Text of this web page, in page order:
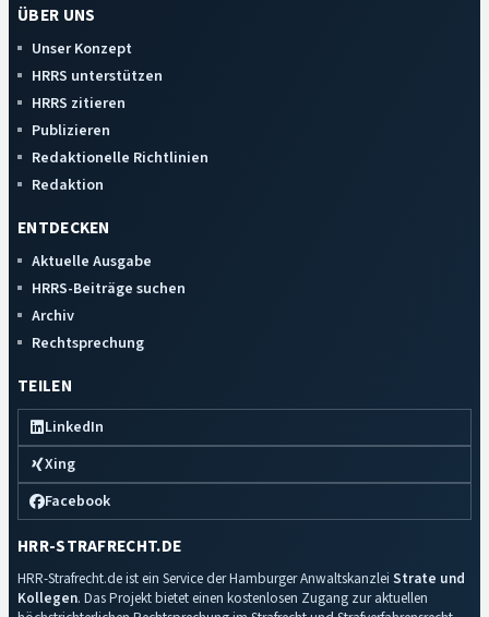
ÜBER UNS
Unser Konzept
HRRS unterstützen
HRRS zitieren
Publizieren
Redaktionelle Richtlinien
Redaktion
ENTDECKEN
Aktuelle Ausgabe
HRRS-Beiträge suchen
Archiv
Rechtsprechung
TEILEN
LinkedIn
Xing
Facebook
HRR-STRAFRECHT.DE
HRR-Strafrecht.de ist ein Service der Hamburger Anwaltskanzlei Strate und
Kollegen. Das Projekt bietet einen kostenlosen Zugang zur aktuellen